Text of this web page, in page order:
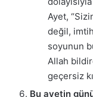
Ayet,
değil,
soyunun
Allah
geçersiz
Bu ayetin